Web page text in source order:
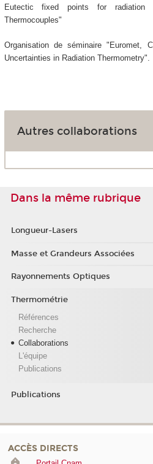
Eutectic fixed points for radiation
Thermocouples"
Organisation de séminaire "Euromet,
Uncertainties in Radiation Thermometry".
Autres collaborations
Dans la même rubrique
Longueur-Lasers
Masse et Grandeurs Associées
Rayonnements Optiques
Thermométrie
Références
Recherche
Collaborations
L'équipe
Publications
Publications
ACCÈS DIRECTS